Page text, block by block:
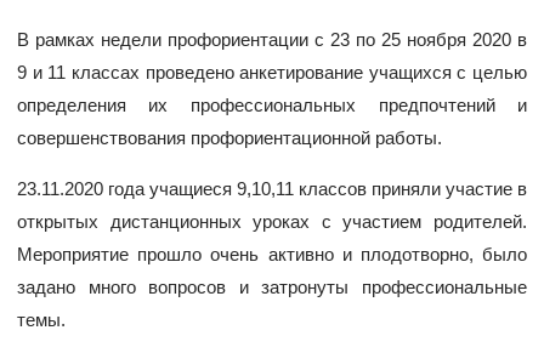
В рамках недели профориентации с 23 по 25 ноября 2020 в
9 и 11 классах проведено анкетирование учащихся с целью
определения их профессиональных предпочтений и
совершенствования профориентационной работы.
23.11.2020 года учащиеся 9,10,11 классов приняли участие в
открытых дистанционных уроках с участием родителей.
Мероприятие прошло очень активно и плодотворно, было
задано много вопросов и затронуты профессиональные
темы.